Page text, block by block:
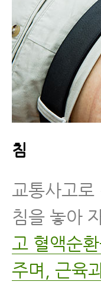
침
교통사고로
침을 놓아
고 혈액순
주며, 근육